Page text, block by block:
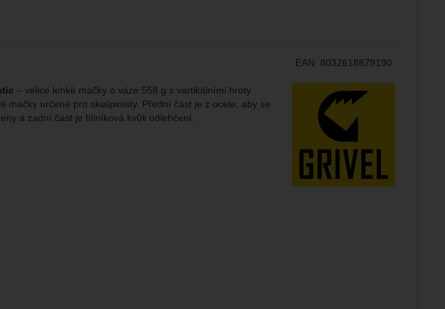
EAN: 8032618879190
– velice lehké mačky o váze 558 g s vertikálními hroty
mačky určené pro skialpinisty. Přední část je z ocele, aby se
a zadní část je hliníková kvůli odlehčení.